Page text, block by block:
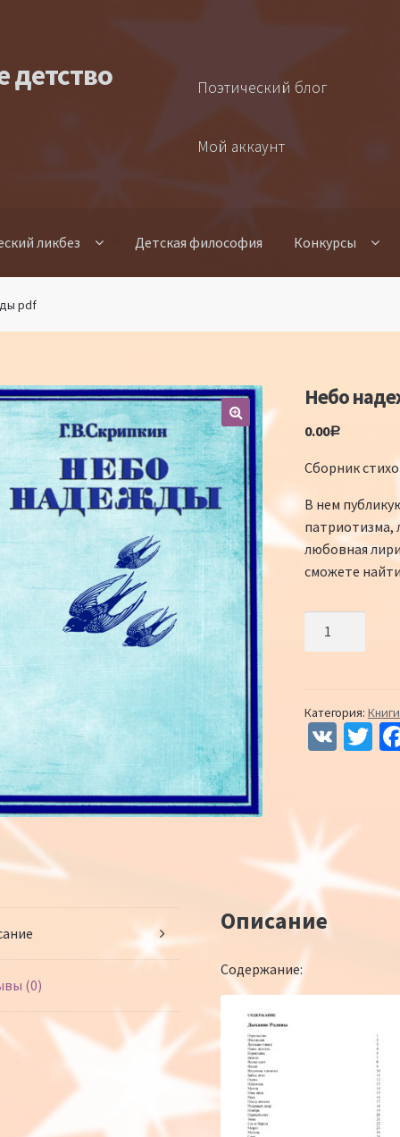
детство Поэтический блог
Мой аккаунт
ликбез Детская философия Конкурсы
pdf
Небо
0.00Р
Сборник
В нем
патриотизма,
любовная
сможете
Количество
Категория:
V T
(0)
Описание
Содержание: